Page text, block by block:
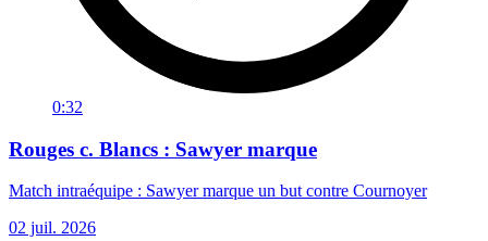
0:32
Rouges c. Blancs : Sawyer marque
Match intraéquipe : Sawyer marque un but contre Cournoyer
02 juil. 2026